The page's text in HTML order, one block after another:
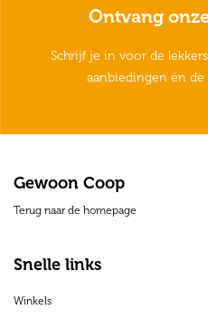
Ontvang
Schrijf je in voor de
aanbiedingen én de
Gewoon Coop
Terug naar de homepage
Snelle links
Winkels